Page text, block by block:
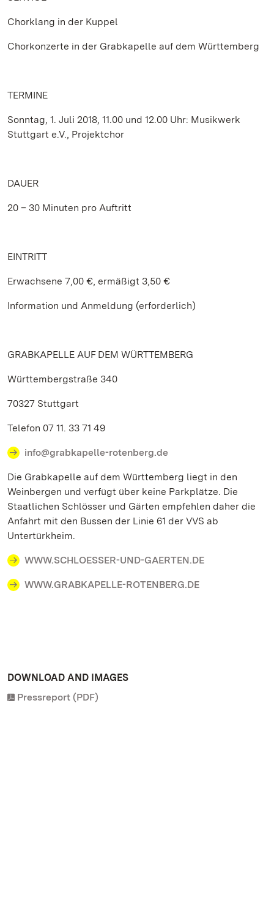
Chorklang in der Kuppel
Chorkonzerte in der Grabkapelle auf dem Württemberg
TERMINE
Sonntag, 1. Juli 2018, 11.00 und 12.00 Uhr: Musikwerk
Stuttgart e.V., Projektchor
DAUER
20 – 30 Minuten pro Auftritt
EINTRITT
Erwachsene 7,00 €, ermäßigt 3,50 €
Information und Anmeldung (erforderlich)
GRABKAPELLE AUF DEM WÜRTTEMBERG
Württembergstraße 340
70327 Stuttgart
Telefon 07 11. 33 71 49
info@grabkapelle-rotenberg.de
Die Grabkapelle auf dem Württemberg liegt in den
Weinbergen und verfügt über keine Parkplätze. Die
Staatlichen Schlösser und Gärten empfehlen daher die
Anfahrt mit den Bussen der Linie 61 der VVS ab
Untertürkheim.
WWW.SCHLOESSER-UND-GAERTEN.DE
WWW.GRABKAPELLE-ROTENBERG.DE
DOWNLOAD AND IMAGES
Pressreport (PDF)